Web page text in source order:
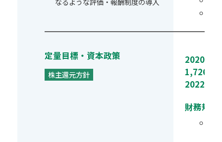
定量目標・資本政策
株主還元方針
2020年3
1,726億
2022年3
財務規律